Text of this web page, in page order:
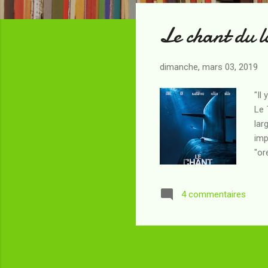
Le chant du
dimanche, mars 03, 2019
"Il
Le
4 commentaires